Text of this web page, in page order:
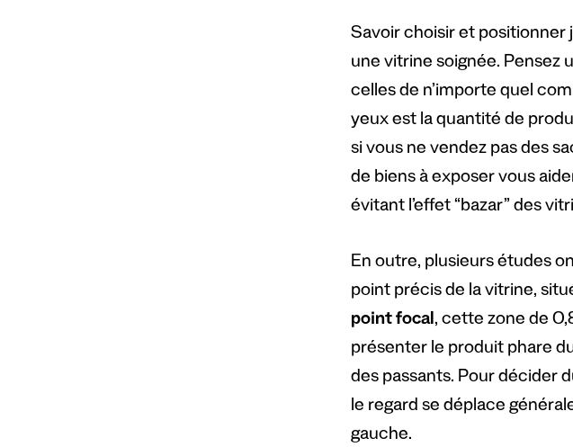
Savoir choisir et
une vitrine soignée. Pensez
celles de n’importe quel
yeux est la quantité de
si vous ne vendez pas des
de biens à exposer vous
évitant l’effet “bazar” des
En outre, plusieurs études
point précis de la vitrine,
point focal, cette zone de
présenter le produit phare
des passants. Pour décider
le regard se déplace
gauche.